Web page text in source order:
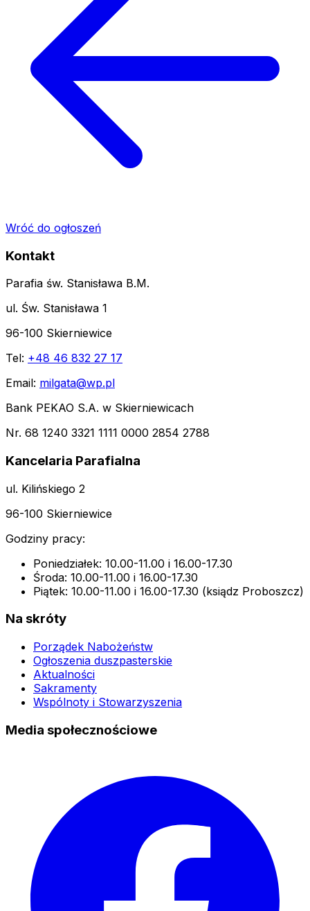
Wróć do ogłoszeń
Kontakt
Parafia św. Stanisława B.M.
ul. Św. Stanisława 1
96-100 Skierniewice
Tel: +48 46 832 27 17
Email: milgata@wp.pl
Bank PEKAO S.A. w Skierniewicach
Nr. 68 1240 3321 1111 0000 2854 2788
Kancelaria Parafialna
ul. Kilińskiego 2
96-100 Skierniewice
Godziny pracy:
Poniedziałek: 10.00-11.00 i 16.00-17.30
Środa: 10.00-11.00 i 16.00-17.30
Piątek: 10.00-11.00 i 16.00-17.30 (ksiądz Proboszcz)
Na skróty
Porządek Nabożeństw
Ogłoszenia duszpasterskie
Aktualności
Sakramenty
Wspólnoty i Stowarzyszenia
Media społecznościowe